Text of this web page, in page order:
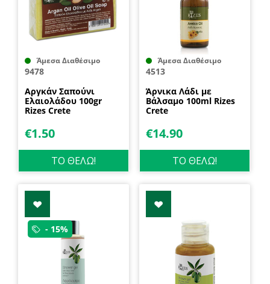
Άμεσα Διαθέσιμο
9478
Αργκάν Σαπούνι
Ελαιολάδου 100gr
Rizes Crete
€1.50
ΤΟ ΘΕΛΩ!
Άμεσα Διαθέσιμο
4513
Άρνικα Λάδι με
Βάλσαμο 100ml Rizes
Crete
€14.90
ΤΟ ΘΕΛΩ!
- 15%